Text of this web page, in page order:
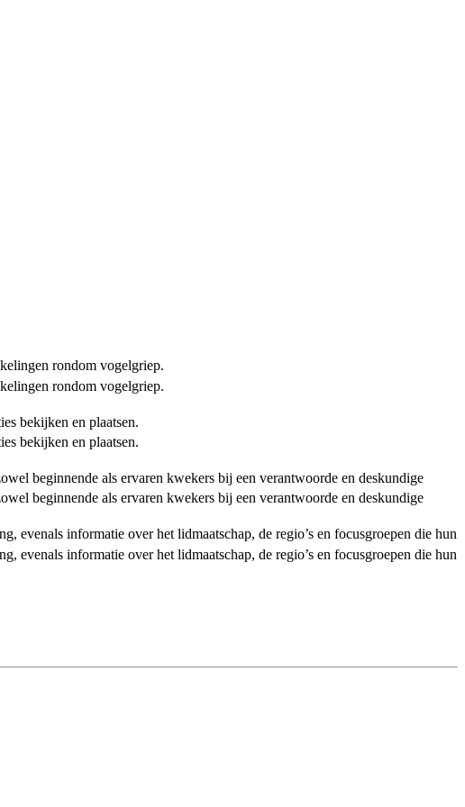
rondom vogelgriep.
rondom vogelgriep.
bekijken en plaatsen.
bekijken en plaatsen.
beginnende als ervaren kwekers bij een verantwoorde en deskundige
beginnende als ervaren kwekers bij een verantwoorde en deskundige
evenals informatie over het lidmaatschap, de regio’s en focusgroepen die hun
evenals informatie over het lidmaatschap, de regio’s en focusgroepen die hun